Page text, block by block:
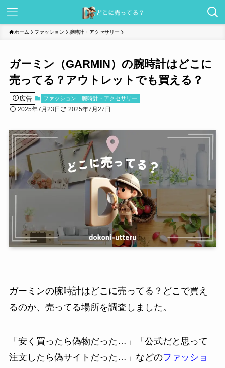
ホーム ファッション 腕時計・アクセサリー
ガーミン（GARMIN）の腕時計はどこに
売ってる？アウトレットでも買える？
広告 ファッション 腕時計・アクセサリー
2025年7月23日 2025年7月27日
ガーミンの腕時計はどこに売ってる？どこで買え
るのか、売ってる場所を調査しました。
「安く買ったら偽物だった…」「公式だと思って
注文したら偽サイトだった…」などのファッショ